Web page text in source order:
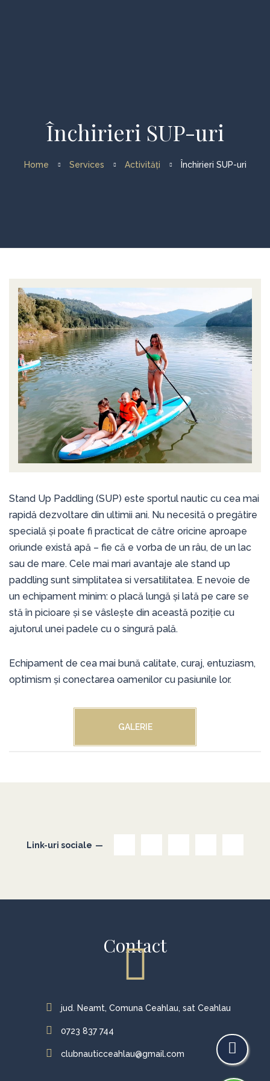
Despre noi
Contact
Închirieri SUP-uri
Home Services Activități Închirieri SUP-uri
Stand Up Paddling (SUP) este sportul nautic cu cea mai
rapidă dezvoltare din ultimii ani. Nu necesită o pregătire
specială şi poate fi practicat de către oricine aproape
oriunde există apă – fie că e vorba de un râu, de un lac
sau de mare. Cele mai mari avantaje ale stand up
paddling sunt simplitatea si versatilitatea. E nevoie de
un echipament minim: o placă lungă şi lată pe care se
stă în picioare şi se vâsleşte din această poziţie cu
ajutorul unei padele cu o singură pală.
Echipament de cea mai bună calitate, curaj, entuziasm,
optimism și conectarea oamenilor cu pasiunile lor.
GALERIE
Link-uri sociale
Contact
jud. Neamt, Comuna Ceahlau, sat Ceahlau
0723 837 744
clubnauticceahlau@gmail.com